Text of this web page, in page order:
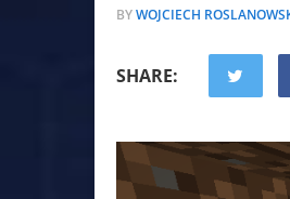
BYWOJCIECH
SHARE: